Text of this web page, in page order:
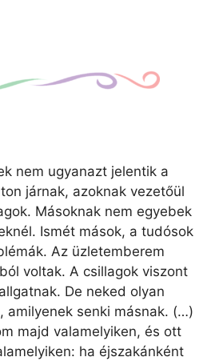
nem ugyanazt jelentik a
járnak, azoknak vezetőül
Másoknak nem egyebek
Ismét mások, a tudósok
Az üzletemberem
voltak. A csillagok viszont
De neked olyan
amilyenek senki másnak. (…)
majd valamelyiken, és ott
ha éjszakánként